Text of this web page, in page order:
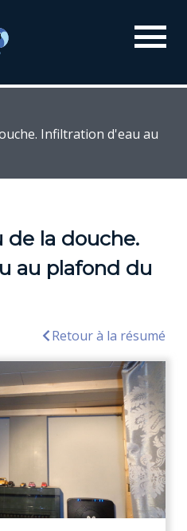
Infiltration d'eau au
de la douche.
au plafond du
Retour à la résumé